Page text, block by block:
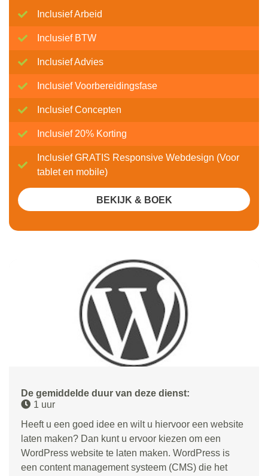
De gemiddelde duur van deze dienst:
1 uur
Heeft u een goed idee en wilt u hiervoor een website
laten maken? Dan kunt u ervoor kiezen om een
WordPress website te laten maken. WordPress is
een content management systeem (CMS) die het
Inclusief Arbeid
Inclusief BTW
Inclusief Advies
Inclusief Voorbereidingsfase
Inclusief Concepten
Inclusief 20% Korting
Inclusief GRATIS Responsive Webdesign (Voor
tablet en mobile)
BEKIJK & BOEK